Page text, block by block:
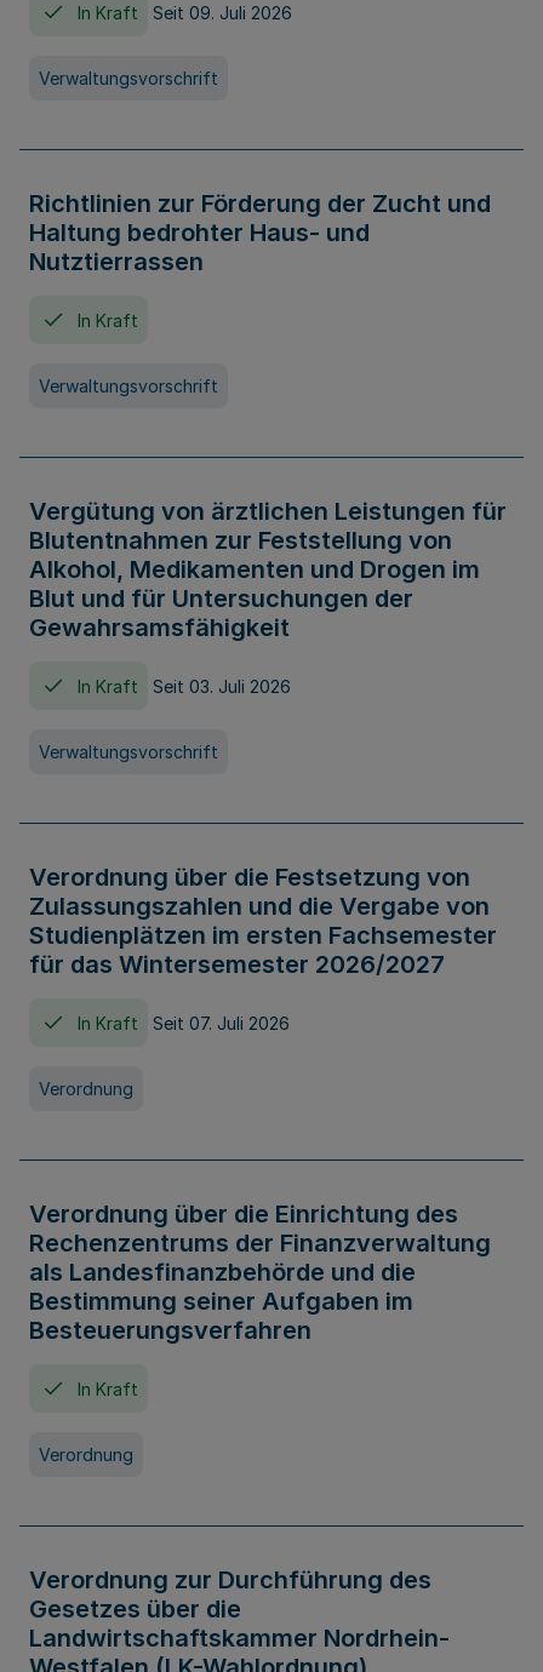
In Kraft Seit 09. Juli 2026
Verwaltungsvorschrift
Richtlinien zur Förderung der Zucht und
Haltung bedrohter Haus- und
Nutztierrassen
In Kraft
Verwaltungsvorschrift
Vergütung von ärztlichen Leistungen für
Blutentnahmen zur Feststellung von
Alkohol, Medikamenten und Drogen im
Blut und für Untersuchungen der
Gewahrsamsfähigkeit
In Kraft Seit 03. Juli 2026
Verwaltungsvorschrift
Verordnung über die Festsetzung von
Zulassungszahlen und die Vergabe von
Studienplätzen im ersten Fachsemester
für das Wintersemester 2026/2027
In Kraft Seit 07. Juli 2026
Verordnung
Verordnung über die Einrichtung des
Rechenzentrums der Finanzverwaltung
als Landesfinanzbehörde und die
Bestimmung seiner Aufgaben im
Besteuerungsverfahren
In Kraft
Verordnung
Verordnung zur Durchführung des
Gesetzes über die
Landwirtschaftskammer Nordrhein-